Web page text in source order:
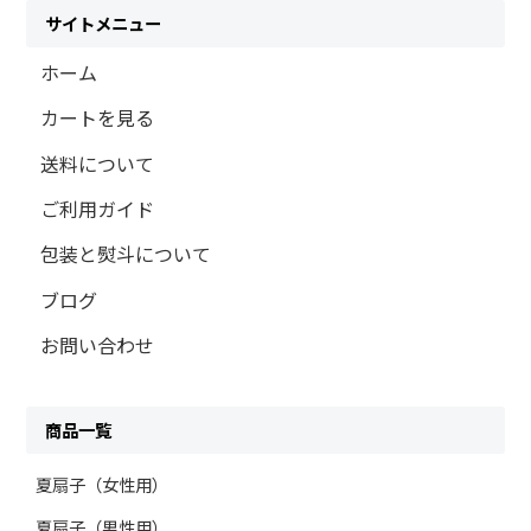
サイトメニュー
ホーム
カートを見る
送料について
ご利用ガイド
包装と熨斗について
ブログ
お問い合わせ
商品一覧
夏扇子（女性用）